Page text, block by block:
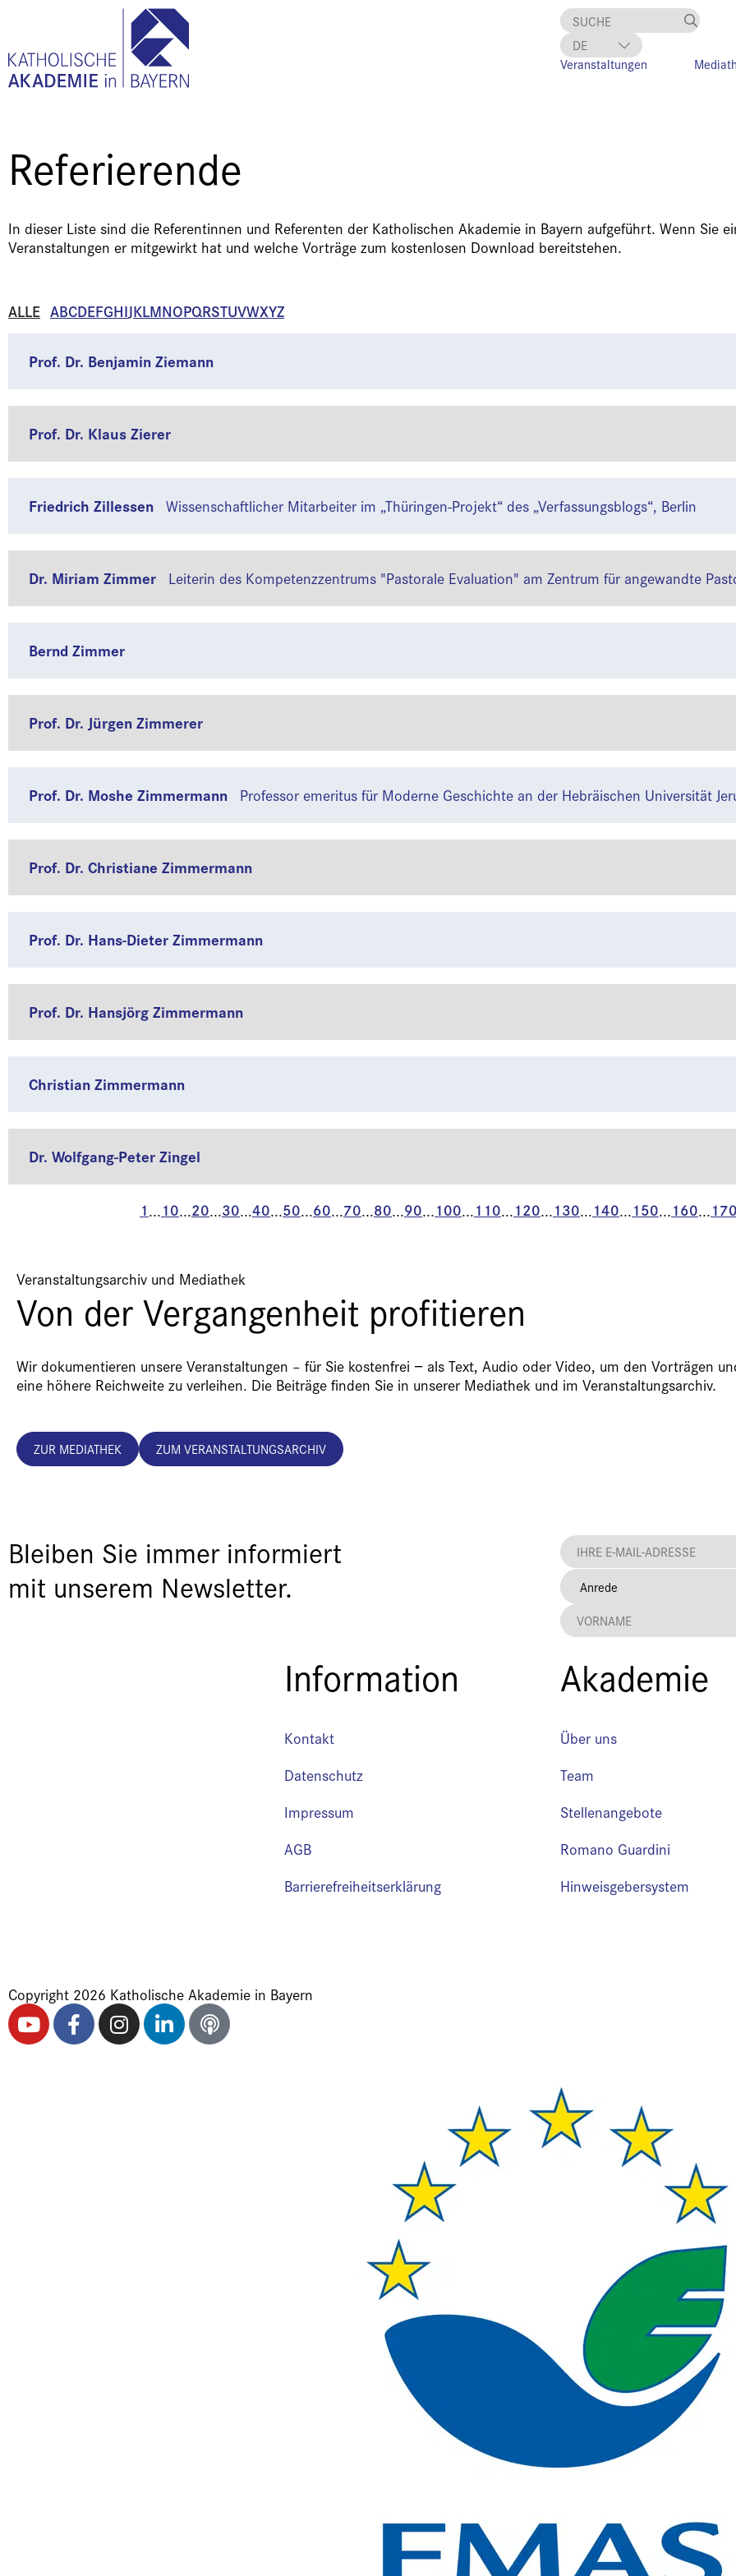
DE
EN
Veranstaltungen
Referierende
In dieser Liste sind die Referentinnen und Referenten der Katholischen Akademie in Bayern aufgeführt. Wenn Sie
Veranstaltungen er mitgewirkt hat und welche Vorträge zum kostenlosen Download bereitstehen.
ALLE ABCDEFGHIJKLMNOPQRSTUVWXYZ
Prof. Dr. Benjamin Ziemann
Prof. Dr. Klaus Zierer
Friedrich Zillessen Wissenschaftlicher Mitarbeiter im „Thüringen-Projekt“ des „Verfassungsblogs“, Berlin
Dr. Miriam Zimmer Leiterin des Kompetenzzentrums "Pastorale Evaluation" am Zentrum für angewandte
Bernd Zimmer
Prof. Dr. Jürgen Zimmerer
Prof. Dr. Moshe Zimmermann Professor emeritus für Moderne Geschichte an der Hebräischen Universität
Prof. Dr. Christiane Zimmermann
Prof. Dr. Hans-Dieter Zimmermann
Prof. Dr. Hansjörg Zimmermann
Christian Zimmermann
Dr. Wolfgang-Peter Zingel
1...10...20...30...40...50...60...70...80...90...100...110...120...130...140...150...160...170
Veranstaltungsarchiv und Mediathek
Von der Vergangenheit profitieren
Wir dokumentieren unsere Veranstaltungen – für Sie kostenfrei − als Text, Audio oder Video, um den Vorträgen
eine höhere Reichweite zu verleihen. Die Beiträge finden Sie in unserer Mediathek und im Veranstaltungsarchiv.
ZUR MEDIATHEK ZUM VERANSTALTUNGSARCHIV
Bleiben Sie immer informiert
mit unserem Newsletter.
Information
Kontakt
Datenschutz
Impressum
AGB
Barrierefreiheitserklärung
Akademie
Über uns
Team
Stellenangebote
Romano Guardini
Hinweisgebersystem
Copyright 2026 Katholische Akademie in Bayern